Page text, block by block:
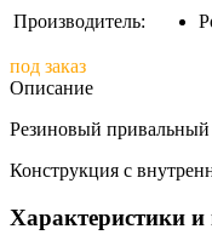
Производитель:
под заказ
Описание
Резиновый привальный
Конструкция с
Характеристики